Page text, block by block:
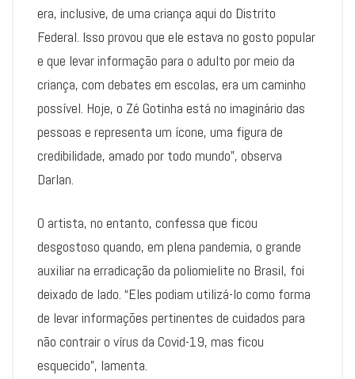
era, inclusive, de uma criança aqui do Distrito
Federal. Isso provou que ele estava no gosto popular
e que levar informação para o adulto por meio da
criança, com debates em escolas, era um caminho
possível. Hoje, o Zé Gotinha está no imaginário das
pessoas e representa um ícone, uma figura de
credibilidade, amado por todo mundo”, observa
Darlan.
O artista, no entanto, confessa que ficou
desgostoso quando, em plena pandemia, o grande
auxiliar na erradicação da poliomielite no Brasil, foi
deixado de lado. “Eles podiam utilizá-lo como forma
de levar informações pertinentes de cuidados para
não contrair o vírus da Covid-19, mas ficou
esquecido”, lamenta.